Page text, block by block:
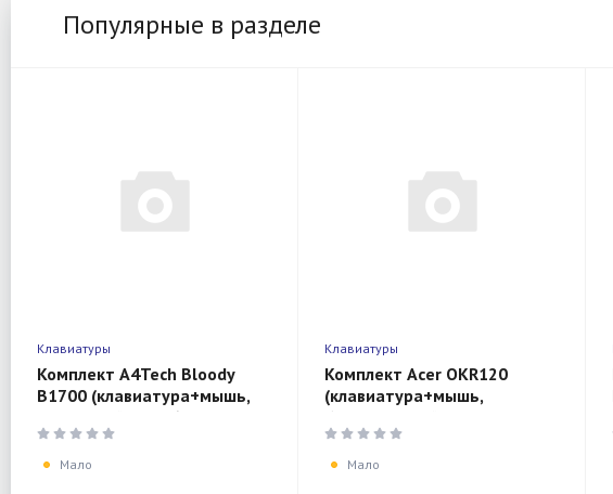
Популярные в разделе
Клавиатуры
Комплект A4Tech Bloody
B1700 (клавиатура+мышь,
проводной, USB, 6000 dpi,
черный)
Мало
Клавиатуры
Комплект Acer OKR120
(клавиатура+мышь,
Multimedia, черный/черный)
Мало